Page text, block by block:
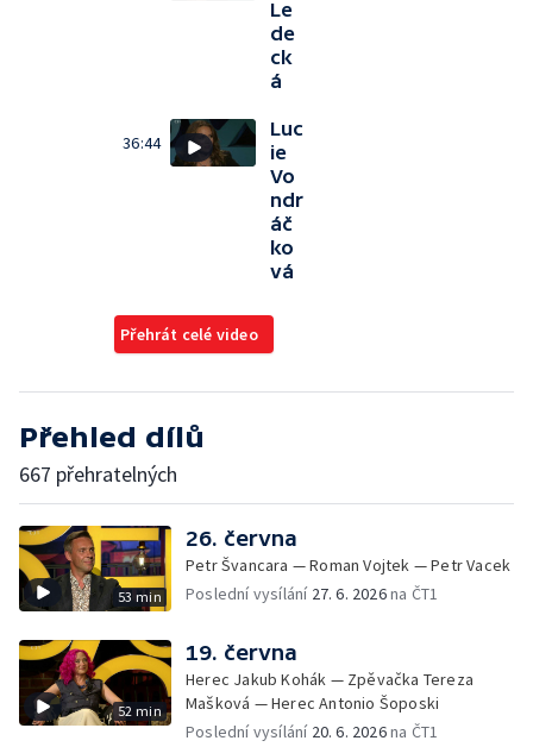
Le
de
ck
á
36:44
Luc
ie
Vo
ndr
áč
ko
vá
Přehrát celé video
Přehled dílů
667 přehratelných
53 min
26. června
Petr Švancara — Roman Vojtek — Petr Vacek
Poslední vysílání 27. 6. 2026na ČT1
52 min
19. června
Herec Jakub Kohák — Zpěvačka Tereza
Mašková — Herec Antonio Šoposki
Poslední vysílání 20. 6. 2026na ČT1